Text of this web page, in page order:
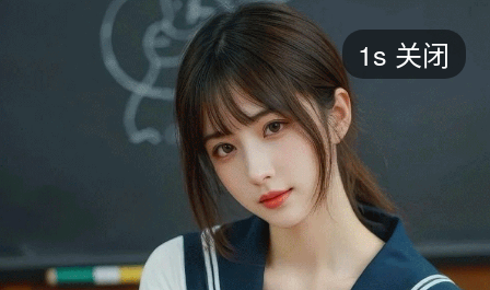
短剧
最热 添加 评分
都市 甜宠 逆袭 玄幻
2025 2024 2023 2022
全部 大陆 香港 台湾 美国 韩国 日本
1s 关闭